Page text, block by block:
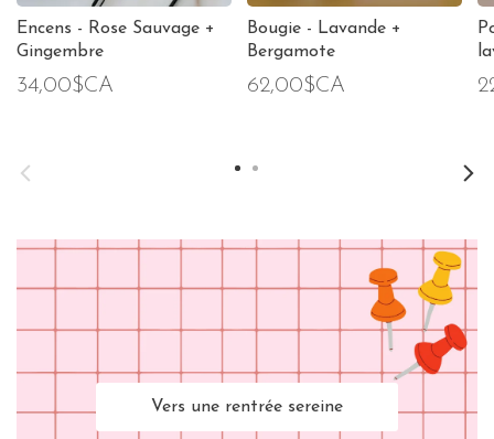
Encens - Rose Sauvage +
Gingembre
34,00$CA
Bougie - Lavande +
Bergamote
62,00$CA
Vers une rentrée sereine